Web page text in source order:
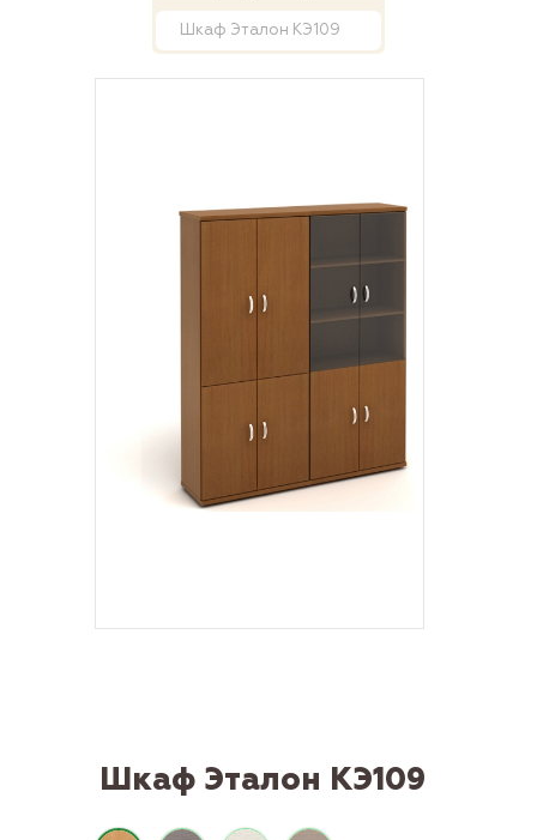
Шкаф Эталон КЭ109
Шкаф Эталон КЭ109